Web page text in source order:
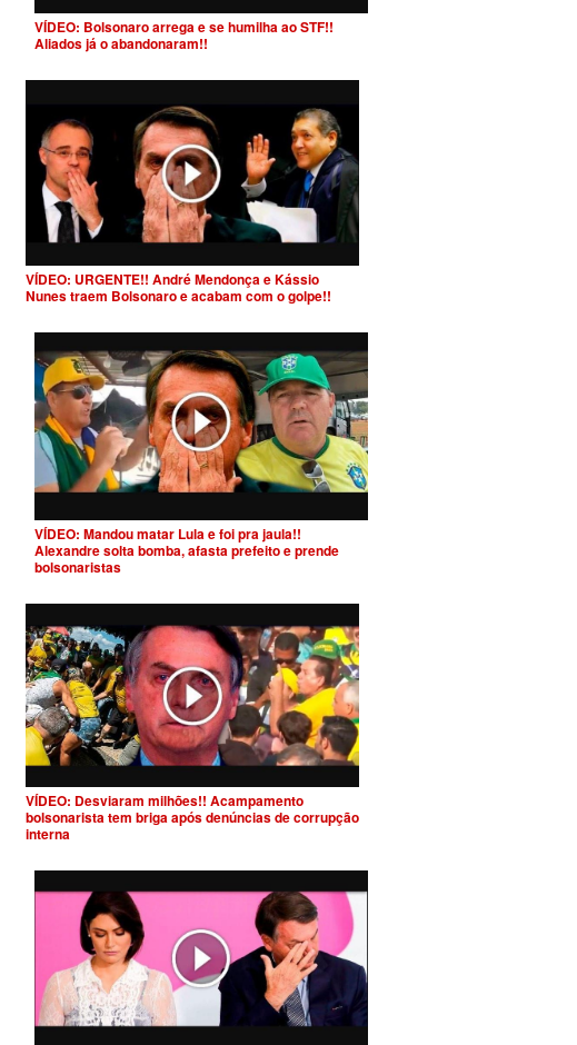
VÍDEO: Bolsonaro arrega e se humilha ao STF!!
Aliados já o abandonaram!!
VÍDEO: URGENTE!! André Mendonça e Kássio
Nunes traem Bolsonaro e acabam com o golpe!!
VÍDEO: Mandou matar Lula e foi pra jaula!!
Alexandre solta bomba, afasta prefeito e prende
bolsonaristas
VÍDEO: Desviaram milhões!! Acampamento
bolsonarista tem briga após denúncias de corrupção
interna